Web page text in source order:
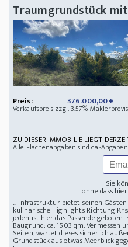
Traumgrundstück
Preis:
376.000,00 €
Verkaufspreis zzgl. 3.57%
ZU DIESER IMMOBILIE LIEGT
Alle Flächenangaben sind ca.-
Sie
ohne dass
... Infrastruktur bietet seinen
kulinarische Highlights Richtung
jeden ist hier das Passende
Baugrund: ca. 1503 qm.
Seiten, wartet dieses sicherlich
Grundstück aus etwas Meerblick